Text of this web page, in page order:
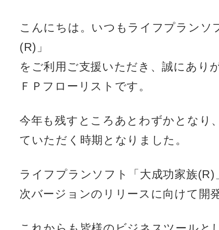
こんにちは。いつもライフプランソ
(R)」
をご利用ご支援いただき、誠にあり
ＦＰフローリストです。
今年も残すところあとわずかとなり
ていただく時期となりました。
ライフプランソフト「大成功家族(R)
次バージョンのリリースに向けて開